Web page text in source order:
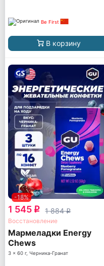
Be First
В корзину
-18%
1 545 q 1 884q
Восстановление
Мармеладки Energy
Chews
3 x 60 г, Черника-Гранат